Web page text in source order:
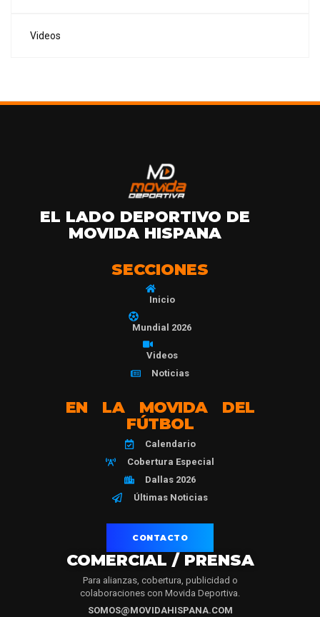
Videos
EL LADO DEPORTIVO DE
MOVIDA HISPANA
SECCIONES
Inicio
Mundial 2026
Videos
Noticias
EN LA MOVIDA DEL
FÚTBOL
Calendario
Cobertura Especial
Dallas 2026
Últimas Noticias
CONTACTO
COMERCIAL / PRENSA
Para alianzas, cobertura, publicidad o
colaboraciones con Movida Deportiva.
SOMOS@MOVIDAHISPANA.COM